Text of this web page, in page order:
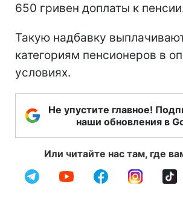
650 гривен доплаты к
Такую надбавку
категориям пенсионеров в
условиях.
Не упустите главное!
наши обновления в
Или читайте нас там, где